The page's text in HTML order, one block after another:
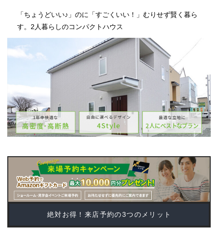
「ちょうどいい♪」のに「すごくいい！」むりせず賢く暮ら
す。2人暮らしのコンパクトハウス
絶対お得！来店予約の3つのメリット